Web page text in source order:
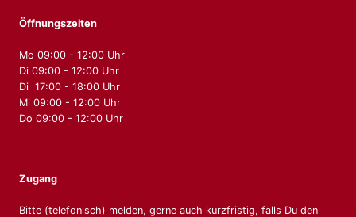
Öffnungszeiten
Mo 09:00 - 12:00 Uhr
Di 09:00 - 12:00 Uhr
Di 17:00 - 18:00 Uhr
Mi 09:00 - 12:00 Uhr
Do 09:00 - 12:00 Uhr
Zugang
Bitte (telefonisch) melden, gerne auch kurzfristig, falls Du den